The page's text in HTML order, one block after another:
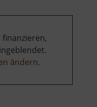
finanzieren,
ändern.